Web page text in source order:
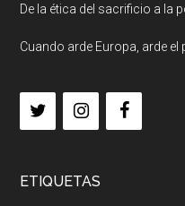
De la ética del sacrificio a la
Cuando arde Europa, arde el
ETIQUETAS